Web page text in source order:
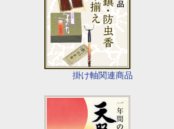
掛け軸関連商品